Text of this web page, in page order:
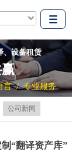
、设备租赁
言 / 专业服务
公司新闻
“翻译资产库”